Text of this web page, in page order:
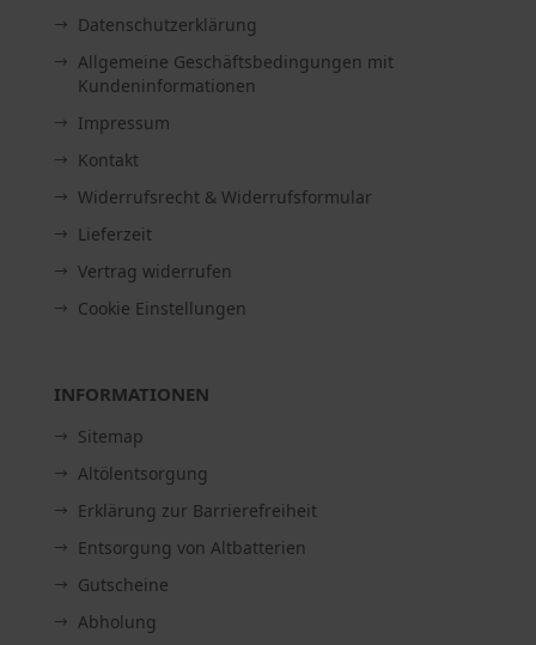
Datenschutzerklärung
Allgemeine Geschäftsbedingungen mit
Kundeninformationen
Impressum
Kontakt
Widerrufsrecht & Widerrufsformular
Lieferzeit
Vertrag widerrufen
Cookie Einstellungen
INFORMATIONEN
Sitemap
Altölentsorgung
Erklärung zur Barrierefreiheit
Entsorgung von Altbatterien
Gutscheine
Abholung